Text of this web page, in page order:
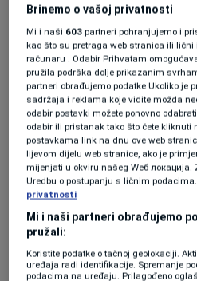
Ball je u martu 2023.
lijevog koljena, a u
prosječno 7,6 poena, 3,4
Njegov trenutni ugovor,
dolara, traje do 2026.
Cleveland, koji je ligaški
lider Istočne konferencije
ovim potezom se, prema
priprema za odlazak Tya
Brinemo o vašoj privatnosti
Mi i naši 603 partneri pohranjujemo i
kao što su pretraga web stranica ili lični
računaru . Odabir Prihvatam
pružila podrška dolje prikazanim
partneri obrađujemo podatke Ukoliko je
sadržaja i reklama koje vidite možda
odabir postavki možete ponovno
odabir ili pristanak tako što ćete kliknuti
postavkama link na dnu ove web
lijevom dijelu web stranice, ako je
mijenjati u okviru našeg Wеб локација.
Uredbu o postupanju s ličnim podacima.
privatnosti
Mi i naši partneri obrađujemo
pružali:
Koristite podatke o tačnoj geolokaciji.
uređaja radi identifikacije. Spremanje
podacima na uređaju. Prilagođeno